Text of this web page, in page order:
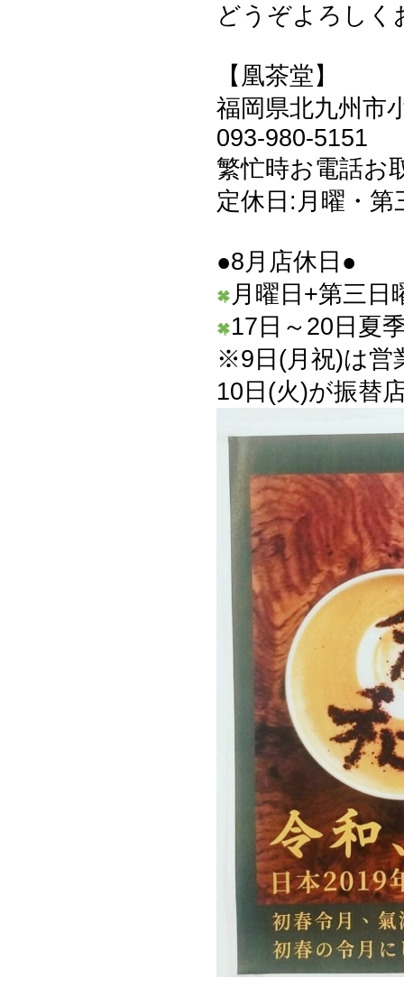
どうぞよろしく
【凰茶堂】
福岡県北九州市
093-980-5151
繁忙時お電話お
定休日:月曜・第
●8月店休日●
月曜日+第三日
17日～20日夏
※9日(月祝)は営
10日(火)が振替